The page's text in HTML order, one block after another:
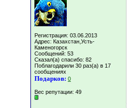
Регистрация: 03.06.2013
Адрес: Казахстан,Усть-
Каменогорск
Сообщений: 53
Сказал(а) спасибо: 82
Поблагодарили 30 раз(а) в 17
сообщениях
Подарков: 0
Вес репутации: 49